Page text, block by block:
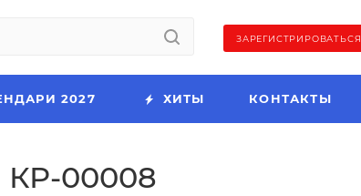
ЗАРЕГИСТРИРОВАТЬСЯ
2027 ХИТЫ КОНТАКТЫ
КР-00008